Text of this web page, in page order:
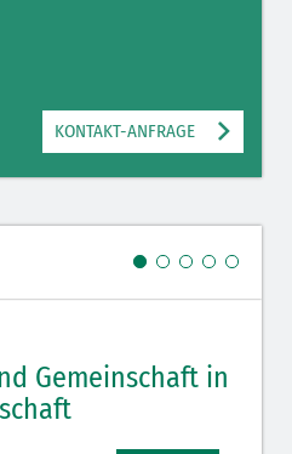
KONTAKT-ANFRAGE
Gemeinschaft in